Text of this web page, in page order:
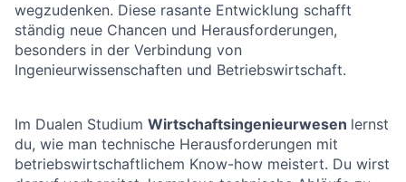
wegzudenken. Diese rasante Entwicklung schafft
ständig neue Chancen und Herausforderungen,
besonders in der Verbindung von
Ingenieurwissenschaften und Betriebswirtschaft.
Im Dualen Studium Wirtschaftsingenieurwesen lernst
du, wie man technische Herausforderungen mit
betriebswirtschaftlichem Know-how meistert. Du wirst